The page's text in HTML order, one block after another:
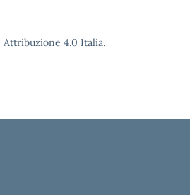
Attribuzione 4.0 Italia.